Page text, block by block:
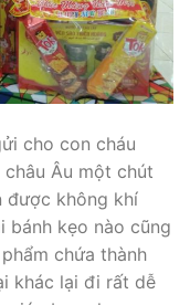
cho con cháu
Âu một chút
được không khí
bánh kẹo nào cũng
chứa thành
khác lại đi rất dễ